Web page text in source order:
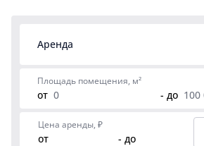
Аренда
Площадь помещения, м²
от - до
Цена аренды, ₽
от - до